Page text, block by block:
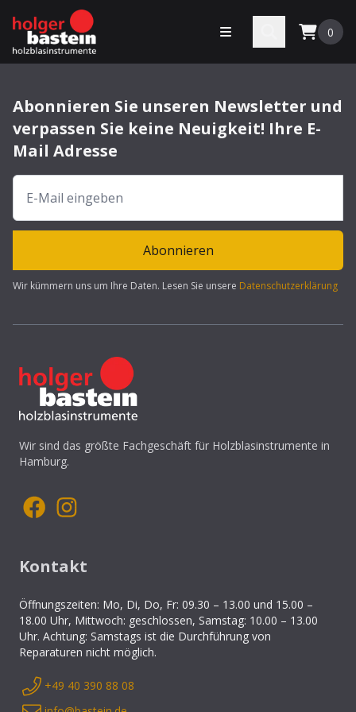
bastein
Menü öffnen 0
Abonnieren Sie unseren Newsletter und
verpassen Sie keine Neuigkeit! Ihre E-
Mail Adresse
Abonnieren
Wir kümmern uns um Ihre Daten. Lesen Sie unsere Datenschutzerklärung
Wir sind das größte Fachgeschäft für Holzblasinstrumente in
Hamburg.
Kontakt
Öffnungszeiten: Mo, Di, Do, Fr: 09.30 – 13.00 und 15.00 –
18.00 Uhr, Mittwoch: geschlossen, Samstag: 10.00 – 13.00
Uhr. Achtung: Samstags ist die Durchführung von
Reparaturen nicht möglich.
+49 40 390 88 08